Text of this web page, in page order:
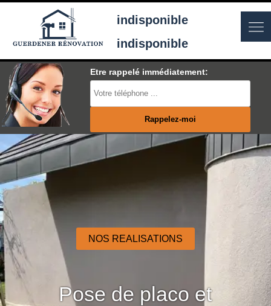
indisponible
indisponible
Etre rappelé immédiatement:
NOS REALISATIONS
Pose de placo et